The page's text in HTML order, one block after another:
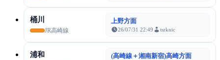
桶川
JR高崎線
上野方面
26/07/31 22:49 tsrknic
浦和 (高崎線＋湘南新宿)高崎方面